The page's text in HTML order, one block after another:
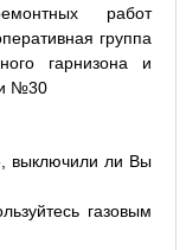
работ
группа
гарнизона и
№30
выключили ли Вы
газовым